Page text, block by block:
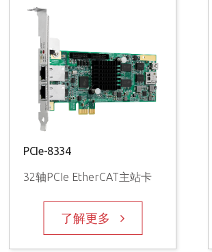
PCIe-8334
32轴PCIe EtherCAT主站卡
了解更多